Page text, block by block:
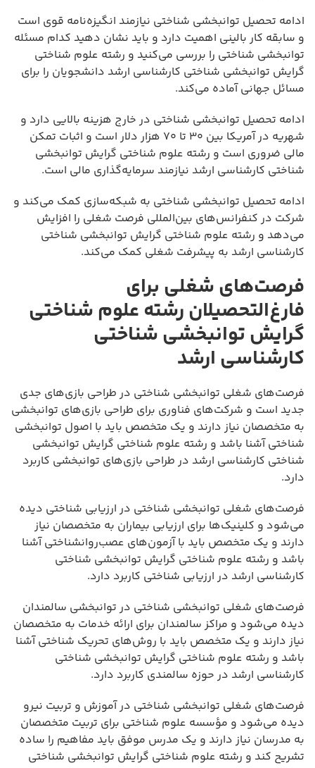
ادامه تحصیل توانبخشی شناختی نیازمند انگیزه‌نامه قوی است
و سابقه کار بالینی اهمیت دارد و باید نشان دهید کدام مسئله
توانبخشی شناختی را بررسی می‌کنید و رشته علوم شناختی
گرایش توانبخشی شناختی کارشناسی ارشد دانشجویان را برای
مسائل جهانی آماده می‌کند.
ادامه تحصیل توانبخشی شناختی در خارج هزینه بالایی دارد و
شهریه در آمریکا بین ۳۰ تا ۷۰ هزار دلار است و اثبات تمکن
مالی ضروری است و رشته علوم شناختی گرایش توانبخشی
شناختی کارشناسی ارشد نیازمند سرمایه‌گذاری مالی است.
ادامه تحصیل توانبخشی شناختی به شبکه‌سازی کمک می‌کند و
شرکت در کنفرانس‌های بین‌المللی فرصت شغلی را افزایش
می‌دهد و رشته علوم شناختی گرایش توانبخشی شناختی
کارشناسی ارشد به پیشرفت شغلی کمک می‌کند.
فرصت‌های شغلی برای
فارغ‌التحصیلان رشته علوم شناختی
گرایش توانبخشی شناختی
کارشناسی ارشد
فرصت‌های شغلی توانبخشی شناختی در طراحی بازی‌های جدی
جدید است و شرکت‌های فناوری برای طراحی بازی‌های توانبخشی
به متخصصان نیاز دارند و یک متخصص باید با اصول توانبخشی
شناختی آشنا باشد و رشته علوم شناختی گرایش توانبخشی
شناختی کارشناسی ارشد در طراحی بازی‌های توانبخشی کاربرد
دارد.
فرصت‌های شغلی توانبخشی شناختی در ارزیابی شناختی دیده
می‌شود و کلینیک‌ها برای ارزیابی بیماران به متخصصان نیاز
دارند و یک متخصص باید با آزمون‌های عصب‌روانشناختی آشنا
باشد و رشته علوم شناختی گرایش توانبخشی شناختی
کارشناسی ارشد در ارزیابی شناختی کاربرد دارد.
فرصت‌های شغلی توانبخشی شناختی در توانبخشی سالمندان
دیده می‌شود و مراکز سالمندان برای ارائه خدمات به متخصصان
نیاز دارند و یک متخصص باید با روش‌های تحریک شناختی آشنا
باشد و رشته علوم شناختی گرایش توانبخشی شناختی
کارشناسی ارشد در حوزه سالمندی کاربرد دارد.
فرصت‌های شغلی توانبخشی شناختی در آموزش و تربیت نیرو
دیده می‌شود و مؤسسه علوم شناختی برای تربیت متخصصان
به مدرسان نیاز دارند و یک مدرس موفق باید مفاهیم را ساده
تشریح کند و رشته علوم شناختی گرایش توانبخشی شناختی